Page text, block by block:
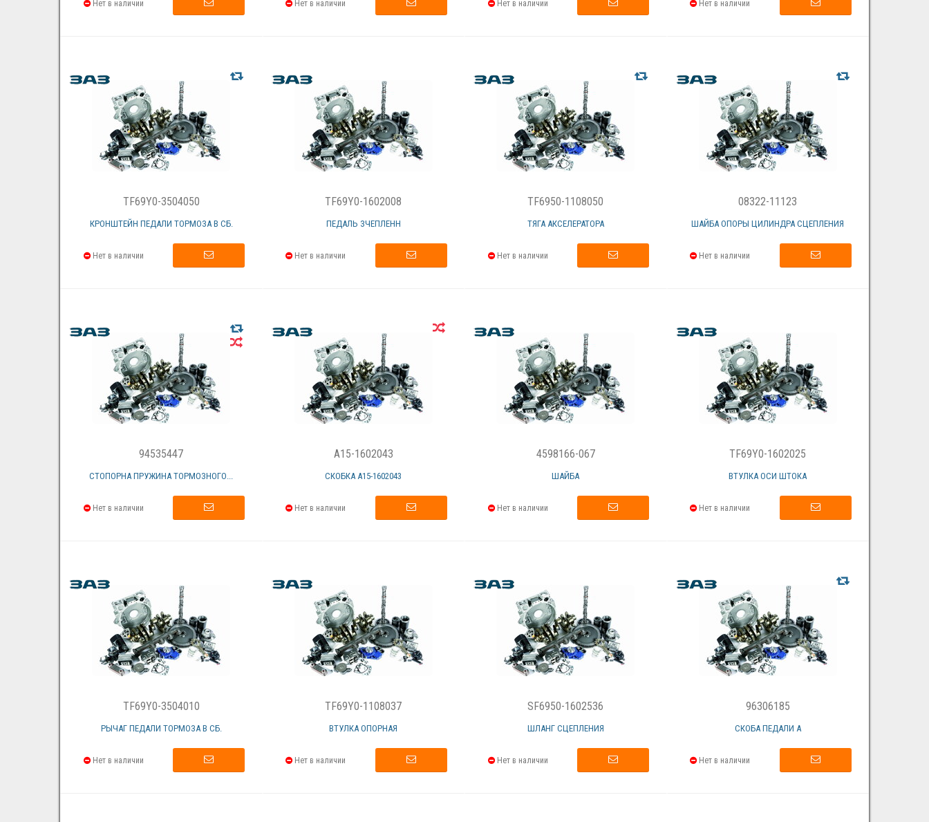
Нет в наличии Нет в наличии Нет в наличии Нет в наличии
TF69Y0-3504050
КРОНШТЕЙН ПЕДАЛИ ТОРМОЗА В СБ.
Нет в наличии
TF69Y0-1602008
ПЕДАЛЬ ЗЧЕПЛЕНН
Нет в наличии
TF6950-1108050
ТЯГА АКСЕЛЕРАТОРА
Нет в наличии
08322-11123
ШАЙБА ОПОРЫ ЦИЛИНДРА СЦЕПЛЕНИЯ
Нет в наличии
94535447
СТОПОРНА ПРУЖИНА ТОРМОЗНОГО...
Нет в наличии
A15-1602043
СКОБКА А15-1602043
Нет в наличии
4598166-067
ШАЙБА
Нет в наличии
TF69Y0-1602025
ВТУЛКА ОСИ ШТОКА
Нет в наличии
TF69Y0-3504010
РЫЧАГ ПЕДАЛИ ТОРМОЗА В СБ.
Нет в наличии
TF69Y0-1108037
ВТУЛКА ОПОРНАЯ
Нет в наличии
SF6950-1602536
ШЛАНГ СЦЕПЛЕНИЯ
Нет в наличии
96306185
СКОБА ПЕДАЛИ А
Нет в наличии